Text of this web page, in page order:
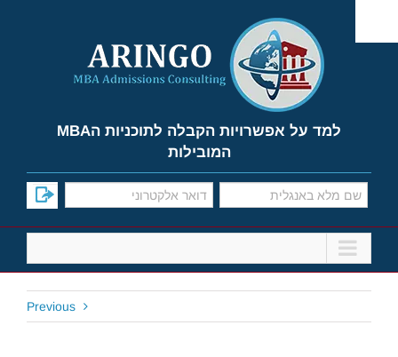
content
למד על אפשרויות הקבלה לתוכניות הMBA
המובילות
Previous